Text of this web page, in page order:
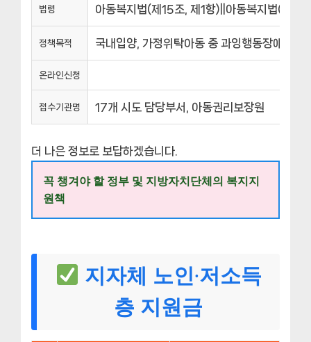
법령 아동복지법(제15조, 제1항)||아동복지법(제4
정책목적 국내입양, 가정위탁아동 중 과잉행동장애
온라인신청
접수기관명 17개 시도 담당부서, 아동권리보장원
더 나은 정보로 보답하겠습니다.
꼭 챙겨야 할 정부 및 지방자치단체의 복지지
원책
지자체 노인·저소득
층 지원금